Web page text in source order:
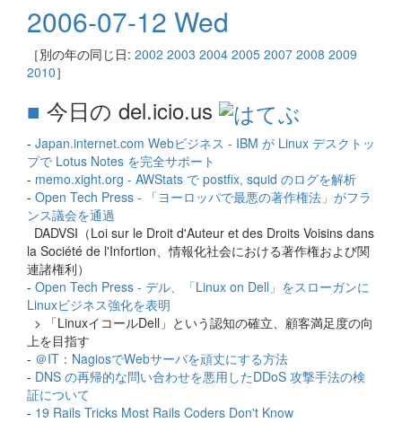
2006-07-12 Wed
［別の年の同じ日: 2002 2003 2004 2005 2007 2008 2009
2010］
■ 今日の del.icio.us
- Japan.internet.com Webビジネス - IBM が Linux デスクトッ
プで Lotus Notes を完全サポート
- memo.xight.org - AWStats で postfix, squid のログを解析
- Open Tech Press - 「ヨーロッパで最悪の著作権法」がフラ
ンス議会を通過
DADVSI（Loi sur le Droit d'Auteur et des Droits Voisins dans
la Société de l'Infortion、情報化社会における著作権および関
連諸権利）
- Open Tech Press - デル、「Linux on Dell」をスローガンに
Linuxビジネス強化を表明
> 「LinuxイコールDell」という認知の確立、顧客満足度の向
上を目指す
- ＠IT：NagiosでWebサーバを頑丈にする方法
- DNS の再帰的な問い合わせを悪用したDDoS 攻撃手法の検
証について
- 19 Rails Tricks Most Rails Coders Don't Know